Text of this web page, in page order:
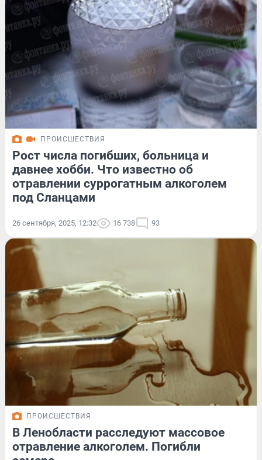
ПРОИСШЕСТВИЯ
Рост числа погибших, больница и
давнее хобби. Что известно об
отравлении суррогатным алкоголем
под Сланцами
26 сентября, 2025, 12:32 16 738 93
ПРОИСШЕСТВИЯ
В Ленобласти расследуют массовое
отравление алкоголем. Погибли